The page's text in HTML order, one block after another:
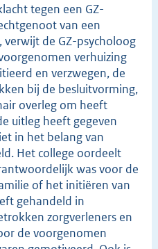
tegen een GZ-
van een
de GZ-psycholoog
verhuizing
en verzwegen, de
bij de besluitvorming,
overleg om heeft
uitleg heeft gegeven
in het belang van
Het college oordeelt
was voor de
of het initiëren van
gehandeld in
zorgverleners en
de voorgenomen